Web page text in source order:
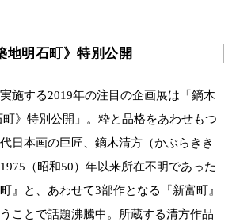
地明石町》特別公開
施する2019年の注目の企画展は「鏑木
》特別公開」。粋と品格をあわせもつ
日本画の巨匠、鏑木清方（かぶらきき
（昭和50）年以来所在不明であった
』と、あわせて3部作となる『新富町』
ことで話題沸騰中。所蔵する清方作品